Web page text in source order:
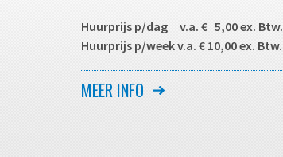
Huurprijs p/dag v.a. € 5,00 ex. Btw.
Huurprijs p/week v.a. € 10,00 ex. Btw.
Aluminium rei voor het egaliseren van
MEER INFO